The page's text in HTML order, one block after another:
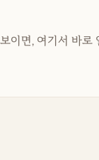
이면, 여기서 바